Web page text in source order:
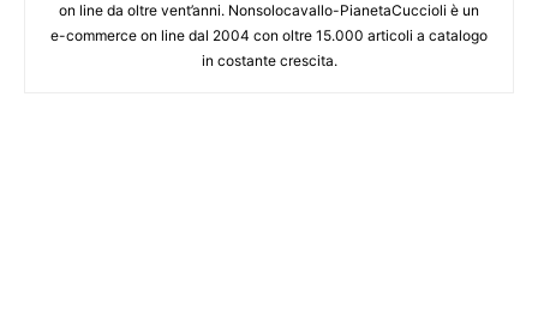
on line da oltre vent’anni. Nonsolocavallo-PianetaCuccioli è un
e-commerce on line dal 2004 con oltre 15.000 articoli a catalogo
in costante crescita.